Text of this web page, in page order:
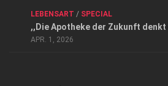
Datenschutzerklärung
Top Magazin Dresden / Ostsachsen
LEBENSART / SPECIAL
,,Die Apotheke der Zukunft
APR. 1, 2026